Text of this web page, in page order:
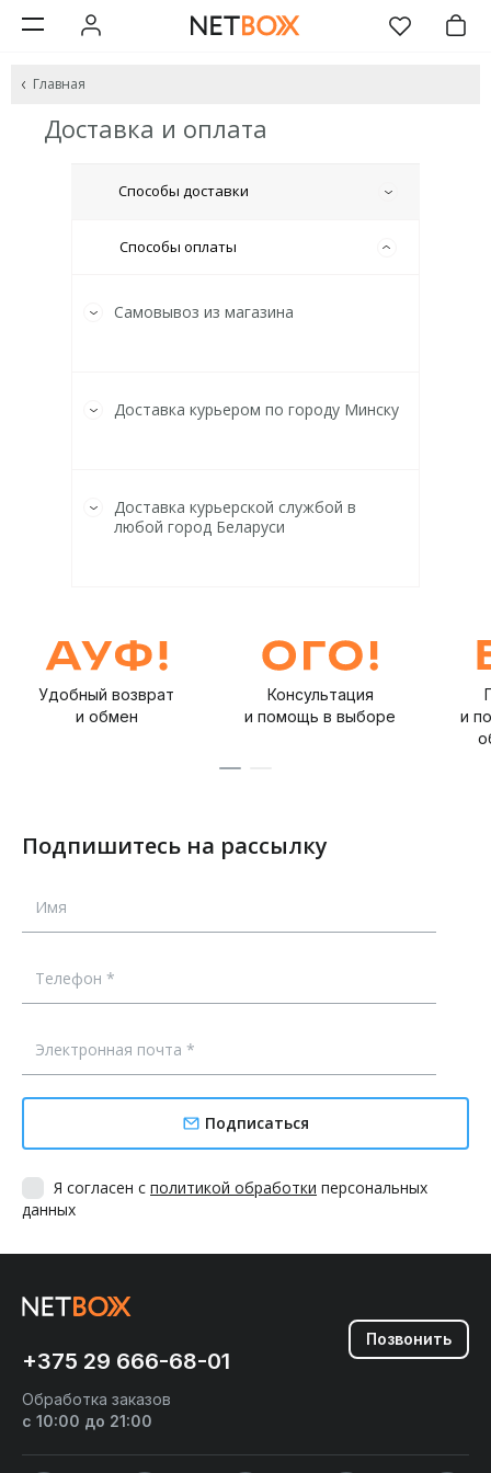
Главная
Доставка и оплата
Способы доставки
Способы оплаты
Самовывоз из магазина
Доставка курьером по городу Минску
Доставка курьерской службой в
любой город Беларуси
Удобный возврат
и обмен
Консультация
и помощь в выборе
и
Подпишитесь на рассылку
Подписаться
Я согласен с политикой обработки персональных
данных
+375 29 666-68-01
Позвонить
Обработка заказов
с 10:00 до 21:00